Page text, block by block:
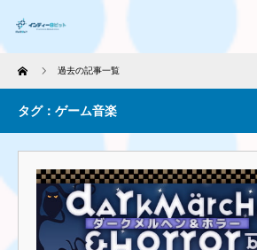
Home 過去の記事一覧
タグ：ゲーム音楽